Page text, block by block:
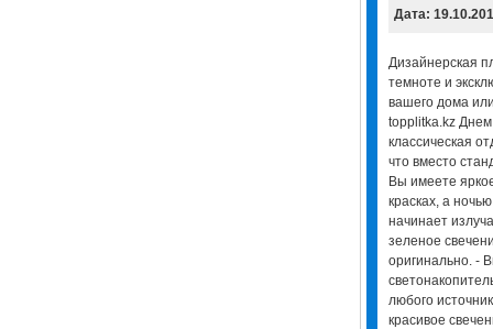
Дата:
Дизайнерская
темноте и
вашего дома
topplitka.kz Днем
классическая
что вместо
Вы имеете
красках, а
начинает
зеленое
оригинально. -
любого
красивое